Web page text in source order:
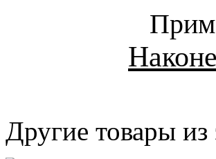
Другие товары из